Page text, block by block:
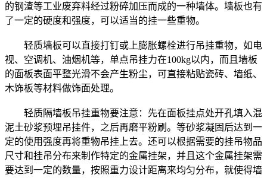
的钢渣等工业废弃料经过粉碎加压而成的一种墙体。墙板也有
了一定的硬度和强度，可以适当的挂一些重物。
轻质墙板可以直接打钉或上膨胀螺栓进行吊挂重物，如电
视、空调机、油烟机等，单点吊挂力在100kg以内，而且墙板
的面板表面平整光滑不会产生粉尘，可直接粘贴瓷砖、墙纸、
木饰板等材料做饰面处理。
轻质隔墙板吊挂重物要注意：先在面板挂点处开孔填入混
泥土砂浆预埋吊挂件，之后再磨平粉刷。等砂浆凝固后达到一
定的使用强度再将重物吊挂上去。还可以根据需要的挂吊物品
尺寸和挂吊分布来制作特定的金属挂架，并且这个金属挂架需
要达到一定的数量，按照重力设计距离来均匀分布，就使得墙